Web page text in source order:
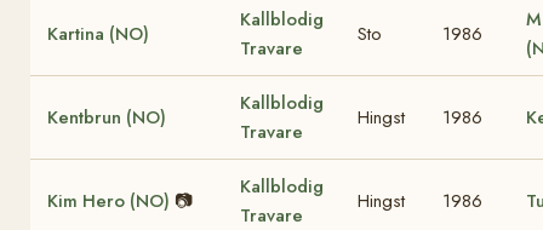
Kartina (NO)
Kallblodig
Travare
Sto 1986
Kentbrun (NO)
Kallblodig
Travare
Hingst 1986
Kim Hero (NO) 📷
Kallblodig
Travare
Hingst 1986